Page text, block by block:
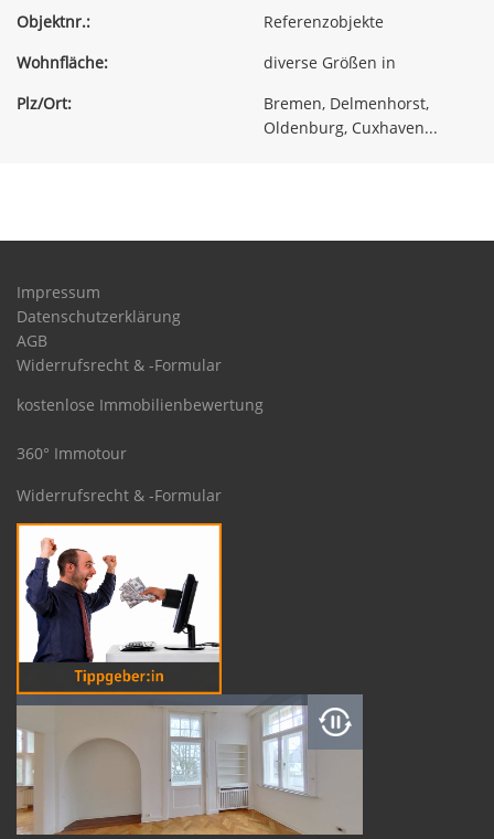
Objektnr.:
Referenzobjekte
Wohnfläche:
diverse Größen in
Plz/Ort:
Bremen, Delmenhorst,
Oldenburg, Cuxhaven...
Impressum
Datenschutzerklärung
AGB
Widerrufsrecht & -Formular
kostenlose Immobilienbewertung
360° Immotour
Widerrufsrecht & -Formular